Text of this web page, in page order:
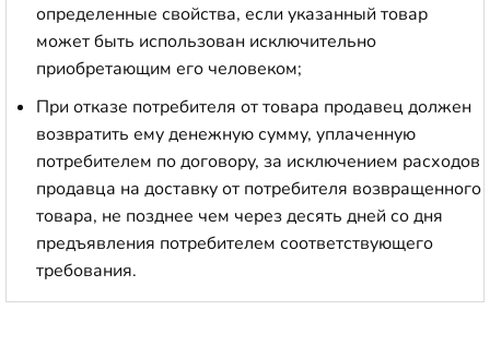
определенные свойства, если указанный товар
может быть использован исключительно
приобретающим его человеком;
При отказе потребителя от товара продавец должен
возвратить ему денежную сумму, уплаченную
потребителем по договору, за исключением расходов
продавца на доставку от потребителя возвращенного
товара, не позднее чем через десять дней со дня
предъявления потребителем соответствующего
требования.